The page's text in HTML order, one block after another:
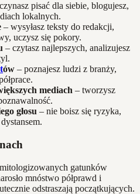
pisać dla siebie, blogujesz,
lokalnych.
– wysyłasz teksty do redakcji,
uczysz się pokory.
– czytasz najlepszych, analizujesz
ów – poznajesz ludzi z branży,
mediach – tworzysz
głosu – nie boisz się ryzyka,
gatunków
mnóstwo półprawd i
odstraszają początkujących.